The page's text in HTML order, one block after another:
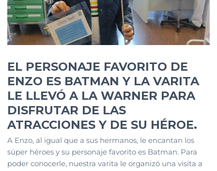
EL PERSONAJE FAVORITO DE
ENZO ES BATMAN Y LA VARITA
LE LLEVÓ A LA WARNER PARA
DISFRUTAR DE LAS
ATRACCIONES Y DE SU HÉROE.
A Enzo, al igual que a sus hermanos, le encantan los
súper héroes y su personaje favorito es Batman. Para
poder conocerle, nuestra varita le organizó una visita a